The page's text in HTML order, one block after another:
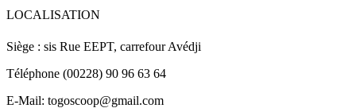
LOCALISATION
Siège : sis Rue EEPT, carrefour Avédji
Téléphone (00228) 90 96 63 64
E-Mail: togoscoop@gmail.com